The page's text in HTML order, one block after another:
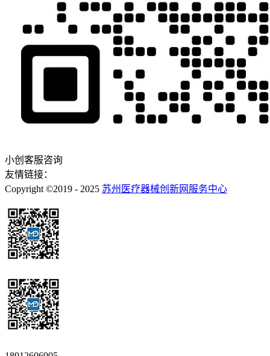
小创客服咨询
友情链接：
Copyright ©2019 - 2025 苏州医疗器械创新网服务中心